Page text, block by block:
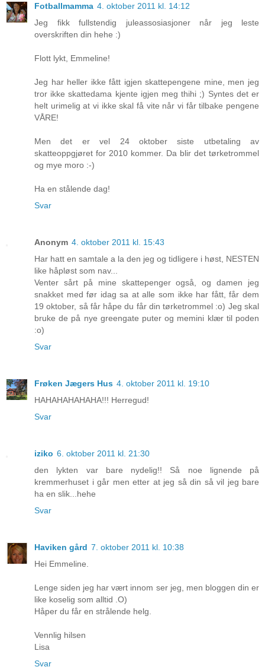
Fotballmamma 4. oktober 2011 kl. 14:12
Jeg fikk fullstendig juleassosiasjoner når jeg leste
overskriften din hehe :)
Flott lykt, Emmeline!
Jeg har heller ikke fått igjen skattepengene mine, men jeg
tror ikke skattedama kjente igjen meg thihi ;) Syntes det er
helt urimelig at vi ikke skal få vite når vi får tilbake pengene
VÅRE!
Men det er vel 24 oktober siste utbetaling av
skatteoppgjøret for 2010 kommer. Da blir det tørketrommel
og mye moro :-)
Ha en stålende dag!
Svar
Anonym 4. oktober 2011 kl. 15:43
Har hatt en samtale a la den jeg og tidligere i høst, NESTEN
like håpløst som nav...
Venter sårt på mine skattepenger også, og damen jeg
snakket med før idag sa at alle som ikke har fått, får dem
19 oktober, så får håpe du får din tørketrommel :o) Jeg skal
bruke de på nye greengate puter og memini klær til poden
:o)
Svar
Frøken Jægers Hus 4. oktober 2011 kl. 19:10
HAHAHAHAHAHA!!! Herregud!
Svar
iziko 6. oktober 2011 kl. 21:30
den lykten var bare nydelig!! Så noe lignende på
kremmerhuset i går men etter at jeg så din så vil jeg bare
ha en slik...hehe
Svar
Haviken gård 7. oktober 2011 kl. 10:38
Hei Emmeline.
Lenge siden jeg har vært innom ser jeg, men bloggen din er
like koselig som alltid .O)
Håper du får en strålende helg.
Vennlig hilsen
Lisa
Svar